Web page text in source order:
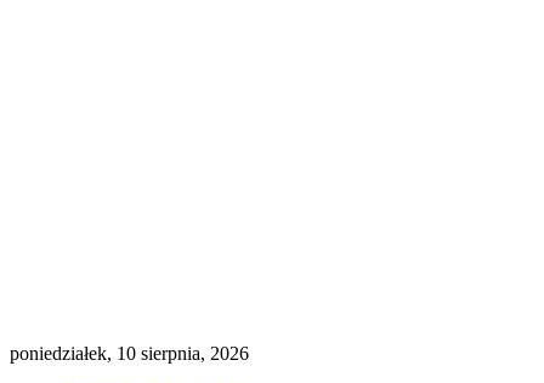
poniedziałek, 10 sierpnia, 2026